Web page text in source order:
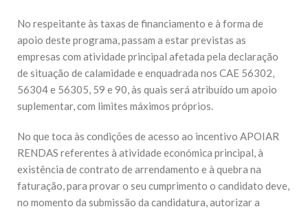
No respeitante às taxas de financiamento e à forma de
apoio deste programa, passam a estar previstas as
empresas com atividade principal afetada pela declaração
de situação de calamidade e enquadrada nos CAE 56302,
56304 e 56305, 59 e 90, às quais será atribuído um apoio
suplementar, com limites máximos próprios.
No que toca às condições de acesso ao incentivo APOIAR
RENDAS referentes à atividade económica principal, à
existência de contrato de arrendamento e à quebra na
faturação, para provar o seu cumprimento o candidato deve,
no momento da submissão da candidatura, autorizar a